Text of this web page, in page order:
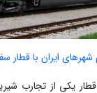
شهرهای ایران با قطار
قطار یکی از تجارب